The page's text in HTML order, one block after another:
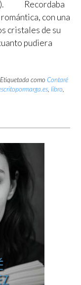
Recordaba
con una
cristales de su
pudiera
Etiquetada como Contaré
libro